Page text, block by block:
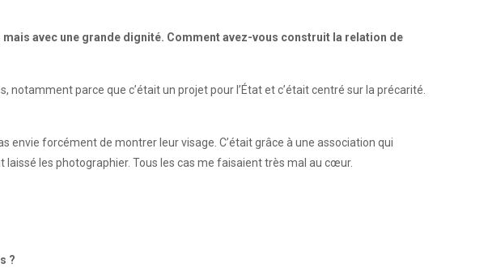
avec une grande dignité. Comment avez-vous construit la relation de
parce que c’était un projet pour l’État et c’était centré sur la précarité.
envie forcément de montrer leur visage. C’était grâce à une association qui
laissé les photographier. Tous les cas me faisaient très mal au cœur.
?